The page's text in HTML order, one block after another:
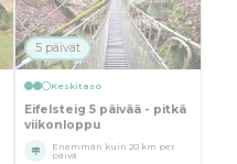
5 päivät
Keskitaso
Eifelsteig 5 päivää - pitkä
viikonloppu
Enemmän kuin 20 km per
päivä